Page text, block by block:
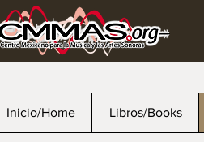
Inicio/Home Libros/Books